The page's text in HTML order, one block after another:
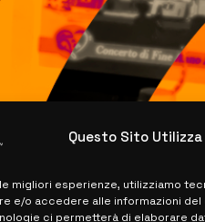
Questo Sito Utilizza
migliori esperienze, utilizziamo
e/o accedere alle informazioni
ci permetterà di elaborare